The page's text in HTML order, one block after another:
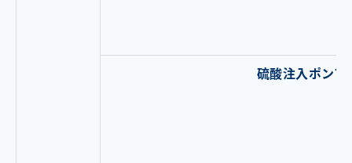
硫酸注入ポンプ